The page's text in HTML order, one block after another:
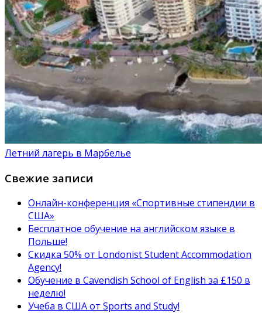
Летний лагерь в Марбелье
Свежие записи
Онлайн-конференция «Спортивные стипендии в
США»
Бесплатное обучение на английском языке в
Польше!
Скидка 50% от Londonist Student Accommodation
Agency!
Обучение в Сavendish School of English за £150 в
неделю!
Учеба в США от Sports and Study!